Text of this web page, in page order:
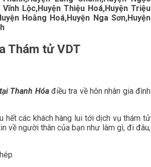
Lộc,Huyện Thiệu Hoá,Huyện Triệu
Hoằng Hoá,Huyện Nga Sơn,Huyện
Thám tử VDT
Thanh Hóa điều tra về hôn nhân gia đình
hết các khách hàng lui tới dịch vụ thám tử
về người thân của bạn như làm gì, đi đâu,